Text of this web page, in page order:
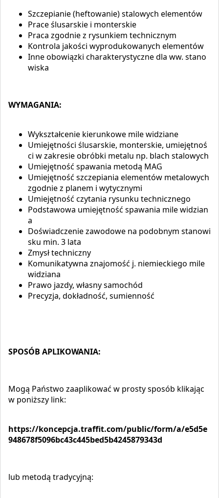
Szczepianie (heftowanie) stalowych elementów
Prace ślusarskie i monterskie
Praca zgodnie z rysunkiem technicznym
Kontrola jakości wyprodukowanych elementów
Inne obowiązki charakterystyczne dla ww. stano
wiska
WYMAGANIA:
Wykształcenie kierunkowe mile widziane
Umiejętności ślusarskie, monterskie, umiejętnoś
ci w zakresie obróbki metalu np. blach stalowych
Umiejętność spawania metodą MAG
Umiejętność szczepiania elementów metalowych
zgodnie z planem i wytycznymi
Umiejętność czytania rysunku technicznego
Podstawowa umiejętność spawania mile widzian
a
Doświadczenie zawodowe na podobnym stanowi
sku min. 3 lata
Zmysł techniczny
Komunikatywna znajomość j. niemieckiego mile
widziana
Prawo jazdy, własny samochód
Precyzja, dokładność, sumienność
SPOSÓB APLIKOWANIA:
Mogą Państwo zaaplikować w prosty sposób klikając
w poniższy link:
https://koncepcja.traffit.com/public/form/a/e5d5e
948678f5096bc43c445bed5b4245879343d
lub metodą tradycyjną: